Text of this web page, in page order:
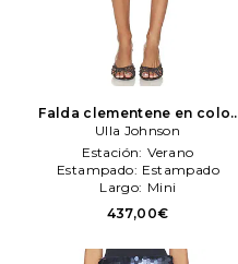
Falda clementene en color
azul Ulla Johnson
Ulla Johnson
Estación: Verano
Estampado: Estampado
Largo: Mini
437,00€